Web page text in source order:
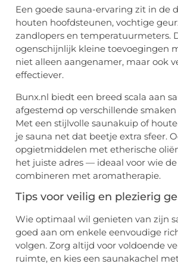
Een goede sauna-ervaring zit in de
houten hoofdsteunen, vochtige
zandlopers en temperatuurmeters.
ogenschijnlijk kleine toevoegingen
niet alleen aangenamer, maar ook
effectiever.
Bunx.nl biedt een breed scala aan
afgestemd op verschillende
Met een stijlvolle saunakuip of
je sauna net dat beetje extra sfeer.
opgietmiddelen met etherische
het juiste adres — ideaal voor wie
combineren met aromatherapie.
Tips voor veilig en plezierig
Wie optimaal wil genieten van zijn
goed aan om enkele eenvoudige
volgen. Zorg altijd voor voldoende
ruimte, en kies een saunakachel